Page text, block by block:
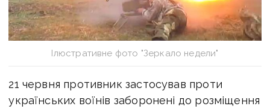
Ілюстративне фото "Зеркало недели"
21 червня противник застосував проти
українських воїнів заборонені до розміщення